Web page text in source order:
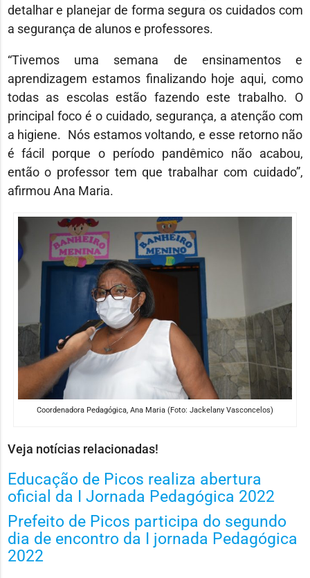
detalhar e planejar de forma segura os cuidados com
a segurança de alunos e professores.
“Tivemos uma semana de ensinamentos e
aprendizagem estamos finalizando hoje aqui, como
todas as escolas estão fazendo este trabalho. O
principal foco é o cuidado, segurança, a atenção com
a higiene. Nós estamos voltando, e esse retorno não
é fácil porque o período pandêmico não acabou,
então o professor tem que trabalhar com cuidado”,
afirmou Ana Maria.
Coordenadora Pedagógica, Ana Maria (Foto: Jackelany Vasconcelos)
Veja notícias relacionadas!
Educação de Picos realiza abertura
oficial da I Jornada Pedagógica 2022
Prefeito de Picos participa do segundo
dia de encontro da I jornada Pedagógica
2022